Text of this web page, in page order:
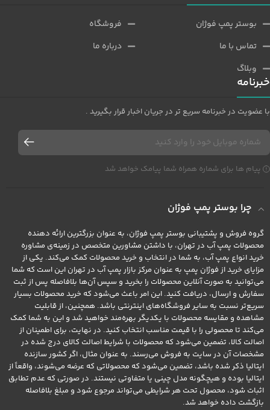
بوستر پمپ فوژان
تماس با ما
وبلاگ
فروشگاه
درباره ما
خبرنامه
با عضویت در خبرنامه سریع تر در جریان اخبار قرار بگیرید .
پیام ها برای شماره همراه شما پیامک خواهد شد
چرا بوستر پمپ فوژان
گروه فروش و پشتیبانی بوستر پمپ فوژان، به عنوان بزرگترین ارائه دهنده
محصولات پمپ آب در تهران، با داشتن مشاورین متخصص در زمینه‌ی مشاوره
خرید انواع پمپ آب، به شما در انتخاب و خرید محصولات کمک می‌کند. یکی از
مزایای خرید از فوژان پمپ به عنوان مرکز بازار پمپ آب در تهران این است که شما
می‌توانید به صورت آنلاین محصولات را بخرید و سپس آن‌ها بلافاصله پس از ثبت
سفارش و ارسال، دریافت کنید. این امر باعث می‌شود که خرید محصولات بسیار
سریع‌تر نسبت به سایر فروشگاه‌های اینترنتی باشد. همچنین، از قابلیت
مشاهده و مقایسه محصولات با یکدیگر بهره‌مند خواهید شد و این به شما کمک
می‌کند تا محصولی را با قیمت مناسب انتخاب کنید. در نهایت، برای اطمینان از
اصالت کالا، تضمین می‌شود که محصولات با شرایط اصالت کالای درج شده در
مشخصات آن در سایت به فروش می‌رسند. به عنوان مثال، اگر کشور سازنده
ایتالیا ذکر شده باشد، تضمین می‌شود که محصولاتی که عرضه می‌شوند، واقعاً از
ایتالیا بوده و هیچگونه مدل چینی یا متفاوتی نیستند. در صورتی که عدم تطابق
اثبات شود، محصول تحت هر شرایطی می‌تواند مرجوع شود و مبلغ بلافاصله
بازگشت داده خواهد شد.